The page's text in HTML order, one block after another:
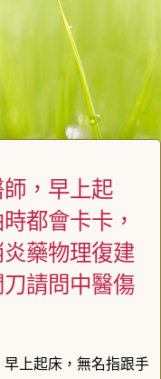
，早上起
都會卡卡，
藥物理復建
請問中醫傷
上起床，無名指跟手